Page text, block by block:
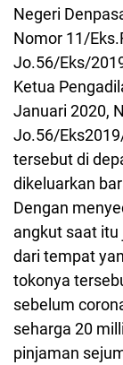
Negeri
Nomor 11/
Jo.56/Eks/
Ketua
Januari 2020,
Jo.56/
tersebut di
dikeluarkan
Dengan
angkut saat itu
dari tempat
tokonya
sebelum
seharga 20
pinjaman